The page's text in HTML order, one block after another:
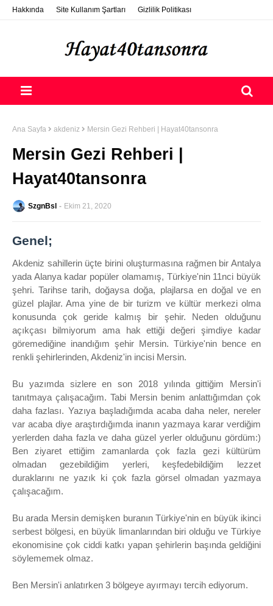
Hakkında Site Kullanım Şartları Gizlilik Politikası
Ana Sayfa akdeniz Mersin Gezi Rehberi | Hayat40tansonra
Mersin Gezi Rehberi |
Hayat40tansonra
SzgnBsl Ekim 21, 2020
Genel;
Akdeniz sahillerin üçte birini oluşturmasına rağmen bir Antalya
yada Alanya kadar popüler olamamış, Türkiye'nin 11nci büyük
şehri.Tarihse tarih, doğaysa doğa, plajlarsa en doğal ve en
güzel plajlar. Ama yine de bir turizm ve kültür merkezi olma
konusunda çok geride kalmış bir şehir. Neden olduğunu
açıkçası bilmiyorum ama hak ettiği değeri şimdiye kadar
göremediğine inandığım şehir Mersin. Türkiye'nin bence en
renkli şehirlerinden, Akdeniz'in incisi Mersin.
Bu yazımda sizlere en son 2018 yılında gittiğim Mersin'i
tanıtmaya çalışacağım. Tabi Mersin benim anlattığımdan çok
daha fazlası. Yazıya başladığımda acaba daha neler, nereler
var acaba diye araştırdığımda inanın yazmaya karar verdiğim
yerlerden daha fazla ve daha güzel yerler olduğunu gördüm:)
Ben ziyaret ettiğim zamanlarda çok fazla gezi kültürüm
olmadan gezebildiğim yerleri, keşfedebildiğim lezzet
duraklarını ne yazık ki çok fazla görsel olmadan yazmaya
çalışacağım.
Bu arada Mersin demişken buranın Türkiye'nin en büyük ikinci
serbest bölgesi, en büyük limanlarından biri olduğu ve Türkiye
ekonomisine çok ciddi katkı yapan şehirlerin başında geldiğini
söylememek olmaz.
Ben Mersin'i anlatırken 3 bölgeye ayırmayı tercih ediyorum.